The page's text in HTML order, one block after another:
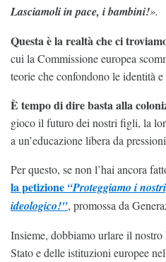
Lasciamoli in pace, i bambini!».
Questa è la realtà che ci
cui la Commissione europea
teorie che confondono le identità
È tempo di dire basta alla
gioco il futuro dei nostri figli, la
a un’educazione libera da
Per questo, se non l’hai ancora
la petizione “Proteggiamo i
ideologico!", promossa da
Insieme, dobbiamo urlare il nostro
Stato e delle istituzioni europee